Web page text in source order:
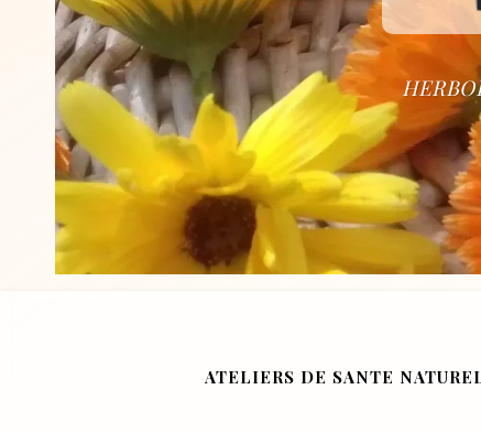
ATELIERS DE SANTE